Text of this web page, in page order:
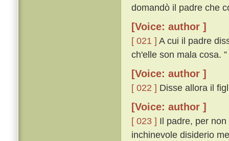
domandò il padre che
[Voice: author ]
[ 021 ] A cui il padre
ch'elle son mala cosa. ”
[Voice: author ]
[ 022 ] Disse allora il
[Voice: author ]
[ 023 ] Il padre, per
inchinevole disiderio